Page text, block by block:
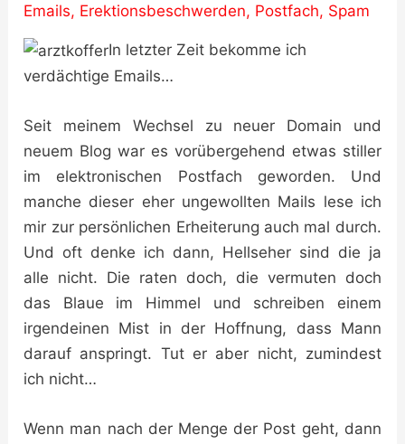
Emails, Erektionsbeschwerden, Postfach, Spam
In letzter Zeit bekomme ich
verdächtige Emails…
Seit meinem Wechsel zu neuer Domain und
neuem Blog war es vorübergehend etwas stiller
im elektronischen Postfach geworden. Und
manche dieser eher ungewollten Mails lese ich
mir zur persönlichen Erheiterung auch mal durch.
Und oft denke ich dann, Hellseher sind die ja
alle nicht. Die raten doch, die vermuten doch
das Blaue im Himmel und schreiben einem
irgendeinen Mist in der Hoffnung, dass Mann
darauf anspringt. Tut er aber nicht, zumindest
ich nicht…
Wenn man nach der Menge der Post geht, dann